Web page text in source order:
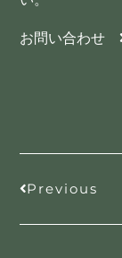
お問い合わせ
Previous